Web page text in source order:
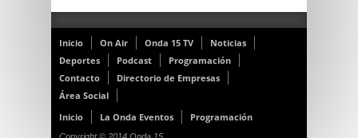
Inicio On Air Onda 15 TV
Noticias
Deportes
Podcast
Programación
Contacto
Directorio de Empresas
Área Social
Inicio
La Onda Eventos Programación